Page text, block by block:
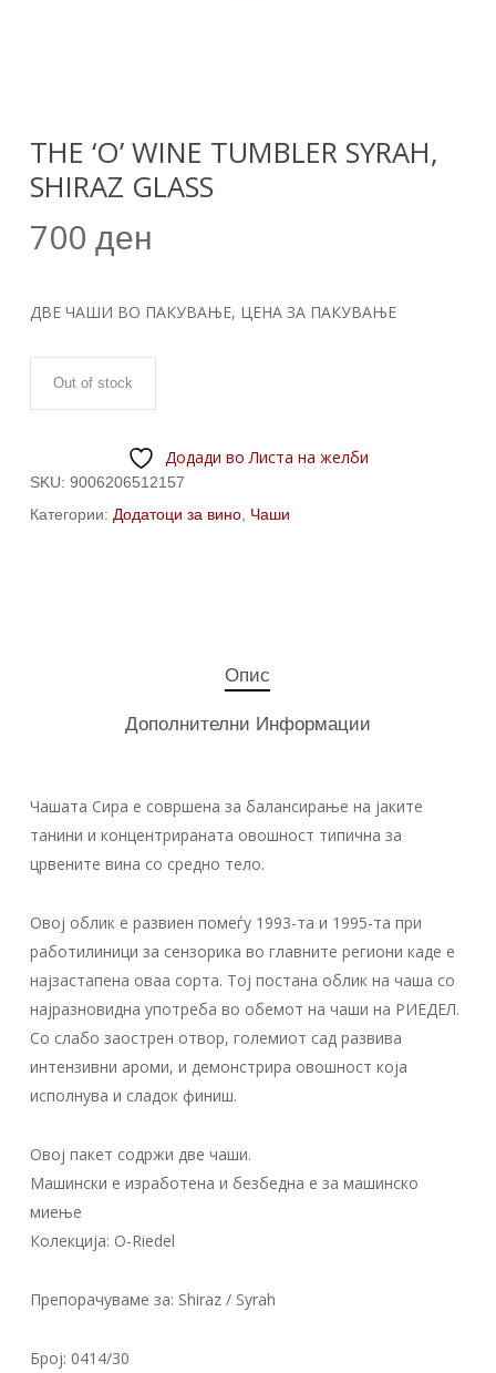
THE ‘O’ WINE TUMBLER SYRAH,
SHIRAZ GLASS
700 ден
ДВЕ ЧАШИ ВО ПАКУВАЊЕ, ЦЕНА ЗА ПАКУВАЊЕ
Out of stock
Додади во Листа на желби
SKU: 9006206512157
Категории: Додатоци за вино, Чаши
Опис
Дополнителни Информации
Чашата Сира е совршена за балансирање на јаките
танини и концентрираната овошност типична за
црвените вина со средно тело.
Овој облик е развиен помеѓу 1993-та и 1995-та при
работилиници за сензорика во главните региони каде е
најзастапена оваа сорта. Тој постана облик на чаша со
најразновидна употреба во обемот на чаши на РИЕДЕЛ.
Со слабо заострен отвор, големиот сад развива
интензивни ароми, и демонстрира овошност која
исполнува и сладок финиш.
Овој пакет содржи две чаши.
Машински е изработена и безбедна е за машинско
миење
Колекција: O-Riedel
Препорачуваме за: Shiraz / Syrah
Број: 0414/30